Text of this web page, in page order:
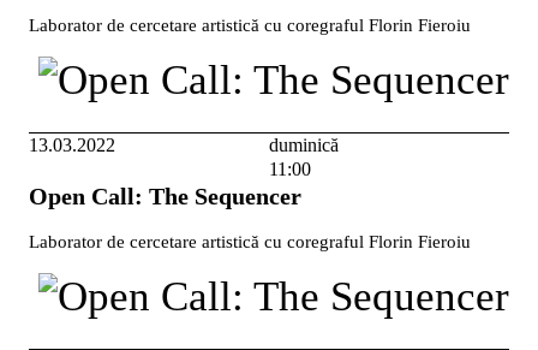
Laborator de cercetare artistică cu coregraful Florin Fieroiu
13.03.2022
duminică
11:00
Open Call: The Sequencer
Laborator de cercetare artistică cu coregraful Florin Fieroiu